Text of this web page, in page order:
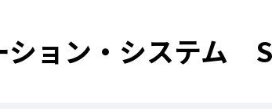
ション・システム